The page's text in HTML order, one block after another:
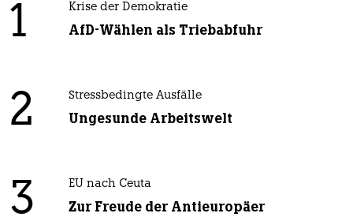
1 Krise der Demokratie
AfD-Wählen als Triebabfuhr
2 Stressbedingte Ausfälle
Ungesunde Arbeitswelt
3 EU nach Ceuta
Zur Freude der Antieuropäer